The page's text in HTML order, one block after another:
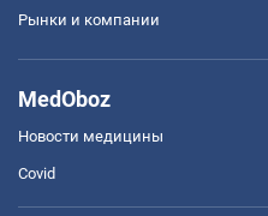
Рынки и компании
MedOboz
Новости медицины
Covid